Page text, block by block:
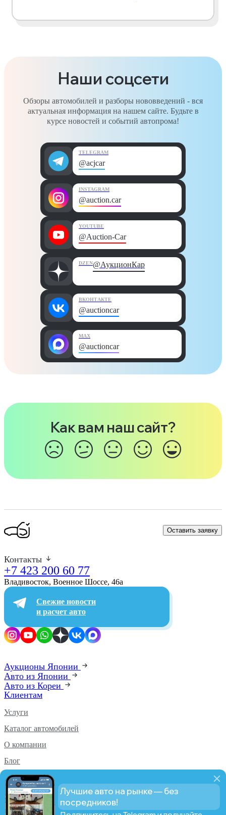
Наши соцсети
Обзоры автомобилей и разборы нововведений - вся
актуальная информация на нашем сайте. Будьте в
курсе новостей и событий автопрома!
TELEGRAM
@acjcar
INSTAGRAM
@auction.car
YOUTUBE
@Auction-Car
DZEN@АукционКар
ВКОНТАКТЕ
@auctioncar
MAX
@auctioncar
Как вам наш сайт?
Оставить заявку
Контакты
+7 423 200 60 77
Владивосток, Военное Шоссе, 46а​
Свежие новости
и расчет авто
Аукционы Японии
Авто из Японии
Авто из Кореи
Клиентам
Услуги
Каталог автомобилей
О компании
Блог
Аукционы PRO
Статистика PROЛучшие авто на рынке — без
посредников!